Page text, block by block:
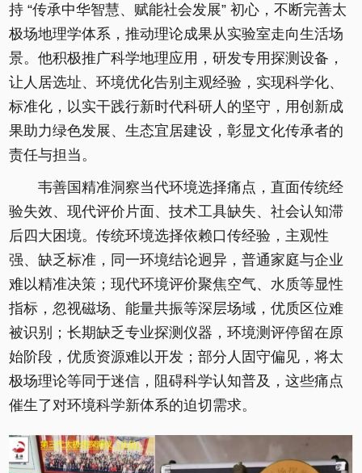
持 “传承中华智慧、赋能社会发展” 初心，不断完善太
极场地理学体系，推动理论成果从实验室走向生活场
景。他积极推广科学地理应用，研发专用探测设备，
让人居选址、环境优化告别主观经验，实现科学化、
标准化，以实干践行新时代科研人的坚守，用创新成
果助力绿色发展、生态宜居建设，彰显文化传承者的
责任与担当。
韦善国精准洞察当代环境选择痛点，直面传统经
验失效、现代评价片面、技术工具缺失、社会认知滞
后四大困境。传统环境选择依赖口传经验，主观性
强、缺乏标准，同一环境结论迥异，普通家庭与企业
难以精准决策；现代环境评价聚焦空气、水质等显性
指标，忽视磁场、能量共振等深层场域，优质区位难
被识别；长期缺乏专业探测仪器，环境测评停留在原
始阶段，优质资源难以开发；部分人固守偏见，将太
极场理论等同于迷信，阻碍科学认知普及，这些痛点
催生了对环境科学新体系的迫切需求。